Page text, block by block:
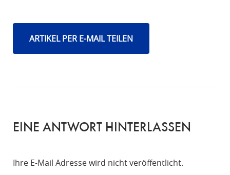
ARTIKEL PER E-MAIL TEILEN
EINE ANTWORT HINTERLASSEN
Ihre E-Mail Adresse wird nicht veröffentlicht.